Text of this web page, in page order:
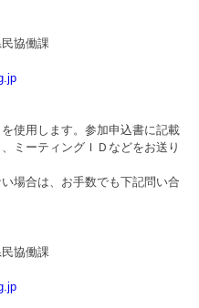
協働課
使用します。参加申込書に記載
ミーティングＩＤなどをお送り
場合は、お手数でも下記問い合
協働課